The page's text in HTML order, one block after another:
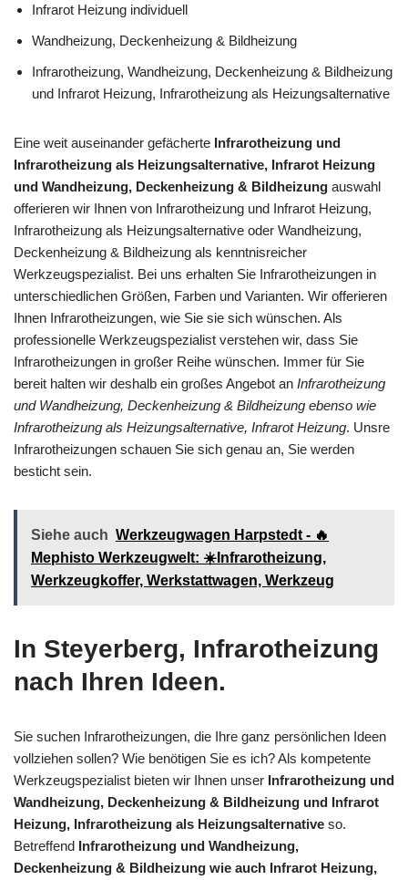
Infrarot Heizung individuell
Wandheizung, Deckenheizung & Bildheizung
Infrarotheizung, Wandheizung, Deckenheizung & Bildheizung
und Infrarot Heizung, Infrarotheizung als Heizungsalternative
Eine weit auseinander gefächerte Infrarotheizung und
Infrarotheizung als Heizungsalternative, Infrarot Heizung
und Wandheizung, Deckenheizung & Bildheizung auswahl
offerieren wir Ihnen von Infrarotheizung und Infrarot Heizung,
Infrarotheizung als Heizungsalternative oder Wandheizung,
Deckenheizung & Bildheizung als kenntnisreicher
Werkzeugspezialist. Bei uns erhalten Sie Infrarotheizungen in
unterschiedlichen Größen, Farben und Varianten. Wir offerieren
Ihnen Infrarotheizungen, wie Sie sie sich wünschen. Als
professionelle Werkzeugspezialist verstehen wir, dass Sie
Infrarotheizungen in großer Reihe wünschen. Immer für Sie
bereit halten wir deshalb ein großes Angebot an Infrarotheizung
und Wandheizung, Deckenheizung & Bildheizung ebenso wie
Infrarotheizung als Heizungsalternative, Infrarot Heizung. Unsre
Infrarotheizungen schauen Sie sich genau an, Sie werden
besticht sein.
Siehe auch Werkzeugwagen Harpstedt - 🔥
Mephisto Werkzeugwelt: ☀️Infrarotheizung,
Werkzeugkoffer, Werkstattwagen, Werkzeug
In Steyerberg, Infrarotheizung
nach Ihren Ideen.
Sie suchen Infrarotheizungen, die Ihre ganz persönlichen Ideen
vollziehen sollen? Wie benötigen Sie es ich? Als kompetente
Werkzeugspezialist bieten wir Ihnen unser Infrarotheizung und
Wandheizung, Deckenheizung & Bildheizung und Infrarot
Heizung, Infrarotheizung als Heizungsalternative so.
Betreffend Infrarotheizung und Wandheizung,
Deckenheizung & Bildheizung wie auch Infrarot Heizung,